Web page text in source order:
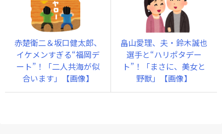
赤楚衛二＆坂口健太郎、
イケメンすぎる“福岡デ
ート”！「二人共海が似
合います」【画像】
畠山愛理、夫・鈴木誠也
選手と“ハリポタデー
ト”！「まさに、美女と
野獣」【画像】